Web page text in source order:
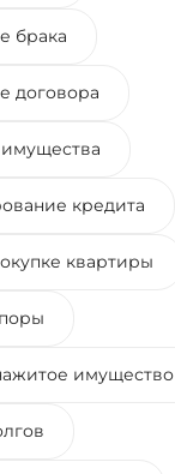
брака
договора
кредита
квартиры
имущество